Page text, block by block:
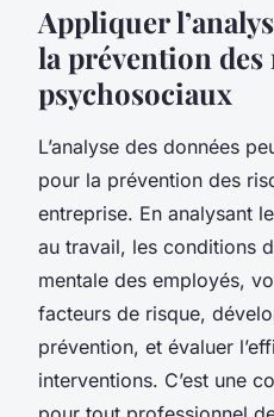
Appliquer
la prévention des
psychosociaux
L’analyse des données
pour la prévention des
entreprise. En analysant
au travail, les conditions
mentale des employés,
facteurs de risque,
prévention, et évaluer
interventions. C’est une